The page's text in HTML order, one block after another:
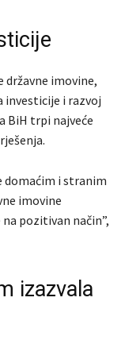
državne imovine,
investicije i razvoj
BiH trpi najveće
domaćim i stranim
imovine
pozitivan način”,
izazvala